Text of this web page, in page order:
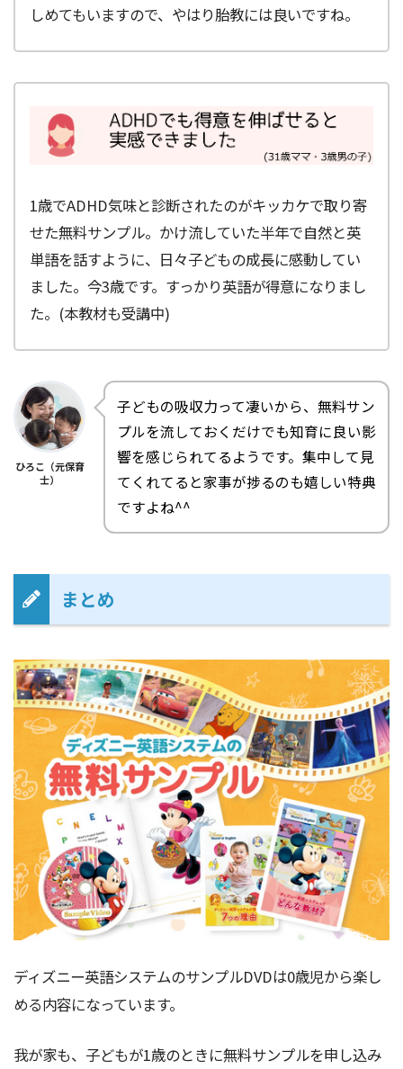
しめてもいますので、やはり胎教には良いですね。
1歳でADHD気味と診断されたのがキッカケで取り寄
せた無料サンプル。かけ流していた半年で自然と英
単語を話すように、日々子どもの成長に感動してい
ました。今3歳です。すっかり英語が得意になりまし
た。(本教材も受講中)
ひろこ（元保育
士）
子どもの吸収力って凄いから、無料サン
プルを流しておくだけでも知育に良い影
響を感じられてるようです。集中して見
てくれてると家事が捗るのも嬉しい特典
ですよね^^
まとめ
ディズニー英語システムのサンプルDVDは0歳児から楽し
める内容になっています。
我が家も、子どもが1歳のときに無料サンプルを申し込み